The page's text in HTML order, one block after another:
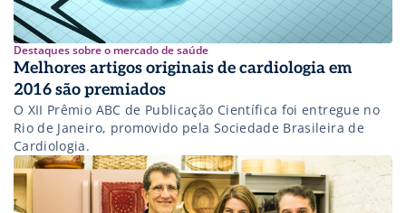
Destaques sobre o mercado de saúde
Melhores artigos originais de cardiologia em
2016 são premiados
O XII Prêmio ABC de Publicação Científica foi entregue no
Rio de Janeiro, promovido pela Sociedade Brasileira de
Cardiologia.